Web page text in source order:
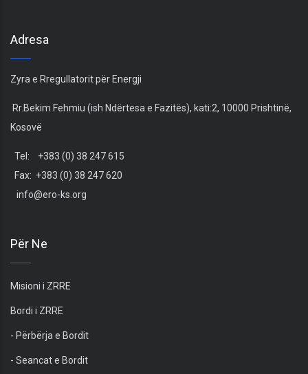
Adresa
Zyra e Rregullatorit për Energji
Rr.Bekim Fehmiu (ish Ndërtesa e Fazitës), kati:2, 10000 Prishtinë,
Kosovë
Tel: +383 (0) 38 247 615
Fax: +383 (0) 38 247 620
info@ero-ks.org
Për Ne
Misioni i ZRRE
Bordi i ZRRE
- Përbërja e Bordit
- Seancat e Bordit